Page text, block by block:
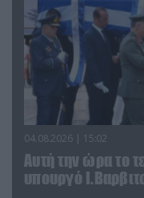
04.08.2026 | 15:02
Αυτή την ώρα το
υπουργό